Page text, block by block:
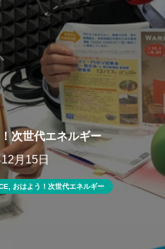
次世代エネルギー
月15日
おはよう！次世代エネルギー